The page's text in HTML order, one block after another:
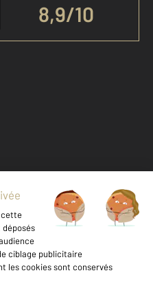
8,9/10